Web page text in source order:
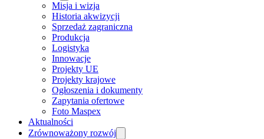
Misja i wizja
Historia akwizycji
Sprzedaż zagraniczna
Produkcja
Logistyka
Innowacje
Projekty UE
Projekty krajowe
Ogłoszenia i dokumenty
Zapytania ofertowe
Foto Maspex
Aktualności
Zrównoważony rozwój